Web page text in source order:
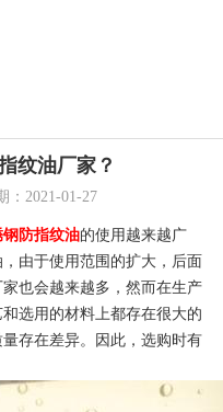
纹油厂家？
2021-01-27
钢防指纹油的使用越来越广
由于使用范围的扩大，后面
也会越来越多，然而在生产
选用的材料上都存在很大的
存在差异。因此，选购时有